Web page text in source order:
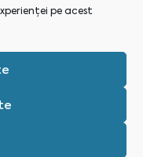
pe acest